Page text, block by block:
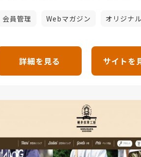
会員管理 Webマガジン オリジナル
詳細を見る サイトを